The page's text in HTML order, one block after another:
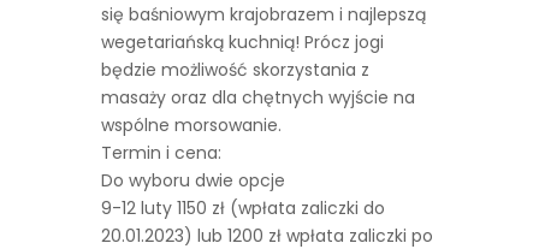
się baśniowym krajobrazem i najlepszą
wegetariańską kuchnią! Prócz jogi
będzie możliwość skorzystania z
masaży oraz dla chętnych wyjście na
wspólne morsowanie.
Termin i cena:
Do wyboru dwie opcje
9-12 luty 1150 zł (wpłata zaliczki do
20.01.2023) lub 1200 zł wpłata zaliczki po